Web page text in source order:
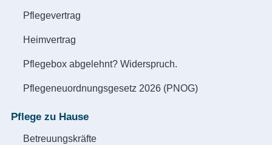
Pflegevertrag
Heimvertrag
Pflegebox abgelehnt? Widerspruch.
Pflegeneuordnungsgesetz 2026 (PNOG)
Pflege zu Hause
Betreuungskräfte